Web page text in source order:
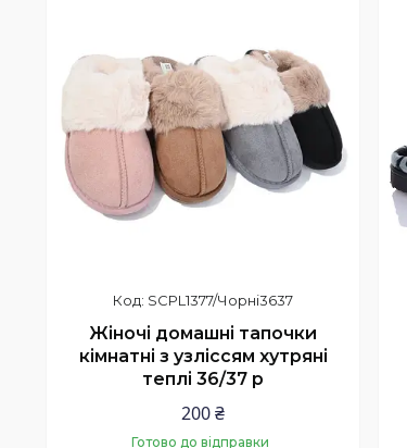
SCPL1377/Чорні3637
Жіночі домашні тапочки
кімнатні з узліссям хутряні
теплі 36/37 р
200 ₴
Готово до відправки